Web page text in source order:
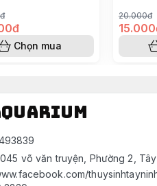
Chọn mua
20.000đ
045 võ văn truyện, Phường 2,